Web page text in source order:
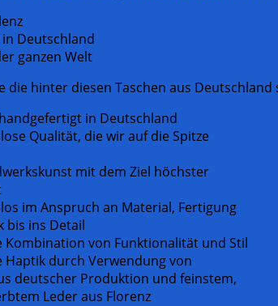
Deutschland
ganzen Welt
die hinter diesen Taschen aus
in Deutschland
Qualität, die wir auf die Spitze
mit dem Ziel höchster
im Anspruch an Material, Fertigung
bis ins Detail
Kombination von Funktionalität und Stil
Haptik durch Verwendung von
deutscher Produktion und feinstem,
Leder aus Florenz